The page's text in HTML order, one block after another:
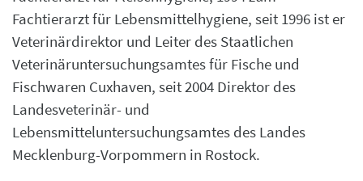
Fachtierarzt für Lebensmittelhygiene, seit 1996 ist er
Veterinärdirektor und Leiter des Staatlichen
Veterinäruntersuchungsamtes für Fische und
Fischwaren Cuxhaven, seit 2004 Direktor des
Landesveterinär- und
Lebensmitteluntersuchungsamtes des Landes
Mecklenburg-Vorpommern in Rostock.